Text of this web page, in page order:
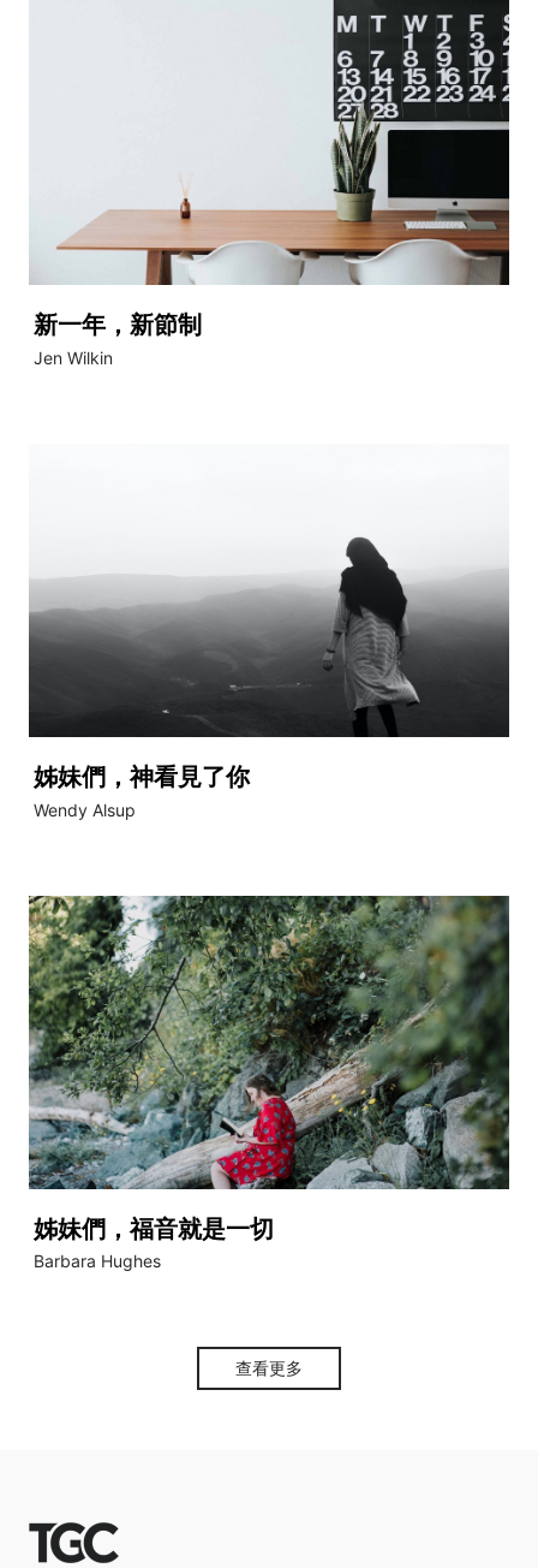
新一年，新節制
Jen Wilkin
姊妹們，神看見了你
Wendy Alsup
姊妹們，福音就是一切
Barbara Hughes
查看更多